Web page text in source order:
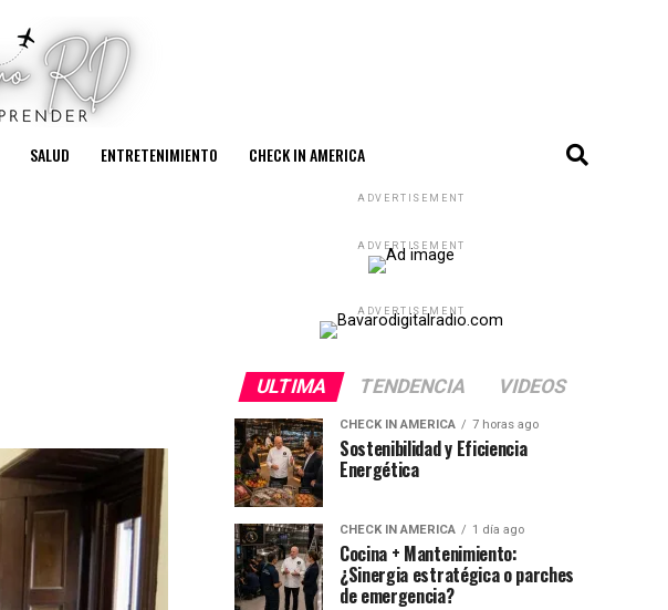
SALUD ENTRETENIMIENTO CHECK IN AMERICA
ADVERTISEMENT
ADVERTISEMENT
ADVERTISEMENT
ULTIMA TENDENCIA VIDEOS
CHECK IN AMERICA 7 horas ago
Sostenibilidad y Eficiencia
Energética
CHECK IN AMERICA 1 día ago
Cocina + Mantenimiento:
¿Sinergia estratégica o parches
de emergencia?